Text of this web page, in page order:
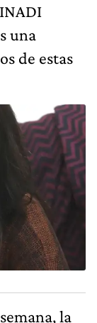
una
de estas
la